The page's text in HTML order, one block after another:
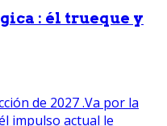
: él trueque y